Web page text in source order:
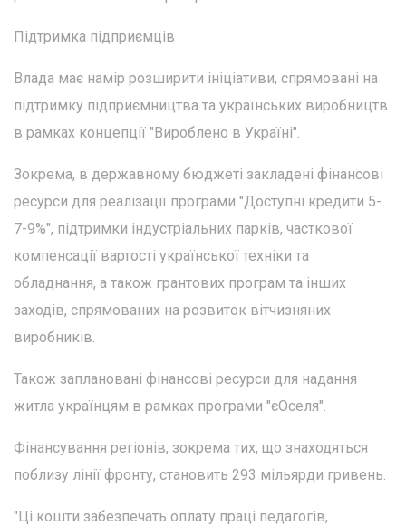
Підтримка підприємців
Влада має намір розширити ініціативи, спрямовані на
підтримку підприємництва та українських виробництв
в рамках концепції "Вироблено в Україні".
Зокрема, в державному бюджеті закладені фінансові
ресурси для реалізації програми "Доступні кредити 5-
7-9%", підтримки індустріальних парків, часткової
компенсації вартості української техніки та
обладнання, а також грантових програм та інших
заходів, спрямованих на розвиток вітчизняних
виробників.
Також заплановані фінансові ресурси для надання
житла українцям в рамках програми "єОселя".
Фінансування регіонів, зокрема тих, що знаходяться
поблизу лінії фронту, становить 293 мільярди гривень.
"Ці кошти забезпечать оплату праці педагогів,